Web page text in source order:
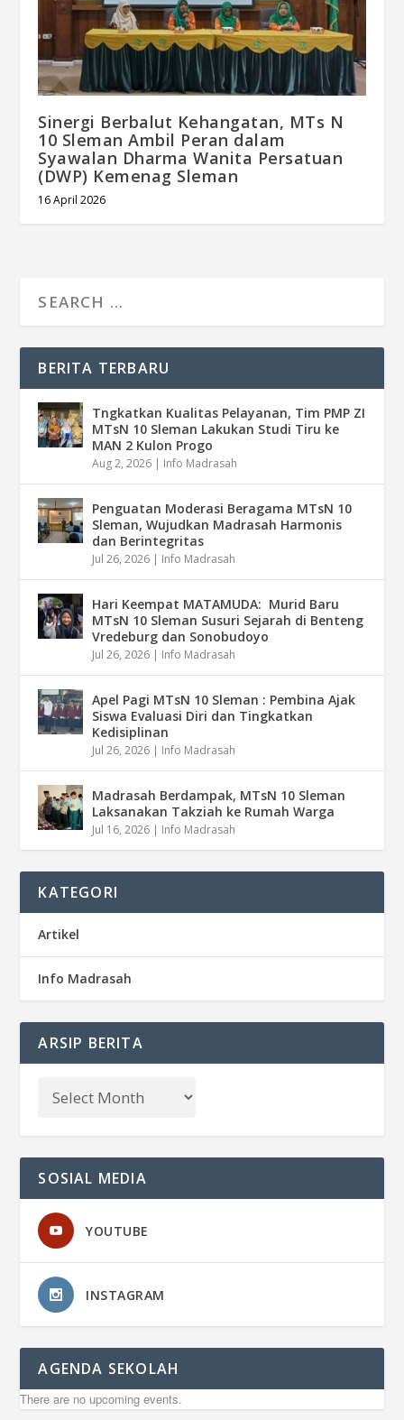
Sinergi Berbalut Kehangatan, MTs N
10 Sleman Ambil Peran dalam
Syawalan Dharma Wanita Persatuan
(DWP) Kemenag Sleman
16 April 2026
BERITA TERBARU
Tngkatkan Kualitas Pelayanan, Tim PMP ZI
MTsN 10 Sleman Lakukan Studi Tiru ke
MAN 2 Kulon Progo
Aug 2, 2026 | Info Madrasah
Penguatan Moderasi Beragama MTsN 10
Sleman, Wujudkan Madrasah Harmonis
dan Berintegritas
Jul 26, 2026 | Info Madrasah
Hari Keempat MATAMUDA: Murid Baru
MTsN 10 Sleman Susuri Sejarah di Benteng
Vredeburg dan Sonobudoyo
Jul 26, 2026 | Info Madrasah
Apel Pagi MTsN 10 Sleman : Pembina Ajak
Siswa Evaluasi Diri dan Tingkatkan
Kedisiplinan
Jul 26, 2026 | Info Madrasah
Madrasah Berdampak, MTsN 10 Sleman
Laksanakan Takziah ke Rumah Warga
Jul 16, 2026 | Info Madrasah
KATEGORI
Artikel
Info Madrasah
ARSIP BERITA
SOSIAL MEDIA
YOUTUBE
INSTAGRAM
AGENDA SEKOLAH
There are no upcoming events.